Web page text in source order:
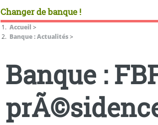
Changer de banque !
Accueil >
Banque : Actualités>
Banque :